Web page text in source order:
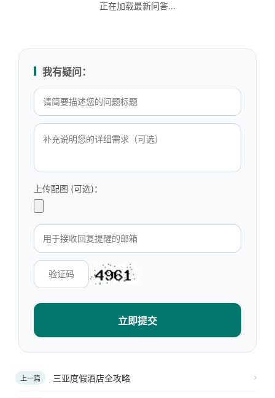
正在加载最新问答...
我有疑问：
上传配图 (可选)：
立即提交
上一篇 三亚度假酒店全攻略